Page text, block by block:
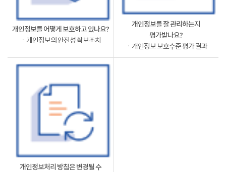
개인정보를 어떻게 보호하고 있나요?
ㆍ개인정보의 안전성 확보조치
개인정보를 잘 관리하는지
평가받나요?
ㆍ개인정보 보호수준 평가 결과
개인정보처리 방침은 변경될 수